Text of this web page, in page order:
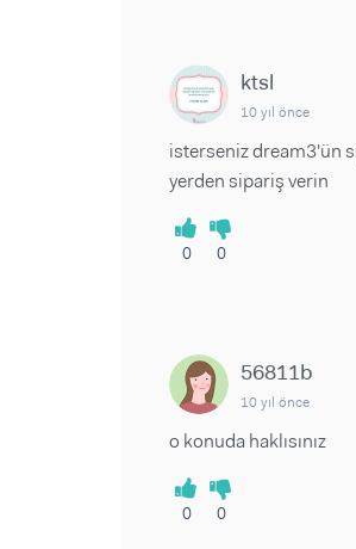
ktsl
10 yıl önce
isterseniz dream3'ün
yerden sipariş verin
0 0
56811b
10 yıl önce
o konuda haklısınız
0 0